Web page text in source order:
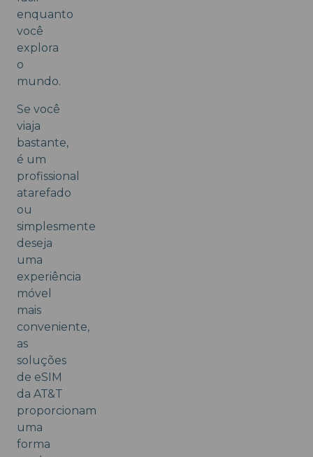
enquanto
você
explora
o
mundo.
Se você
viaja
bastante,
é um
profissional
atarefado
ou
simplesmente
deseja
uma
experiência
móvel
mais
conveniente,
as
soluções
de eSIM
da AT&T
proporcionam
uma
forma